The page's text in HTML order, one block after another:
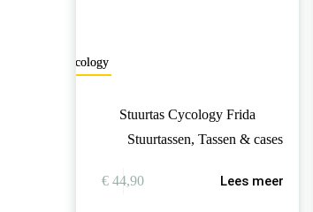
Cycology
Stuurtas Cycology Frida
Stuurtassen, Tassen & cases
€ 44,90 Lees meer